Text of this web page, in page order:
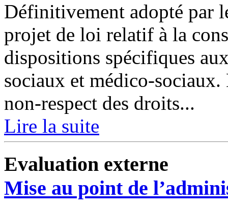
Définitivement adopté par
projet de loi relatif à la
dispositions spécifiques
sociaux et médico-sociaux.
non-respect des droits...
Lire la suite
Evaluation externe
Mise au point de